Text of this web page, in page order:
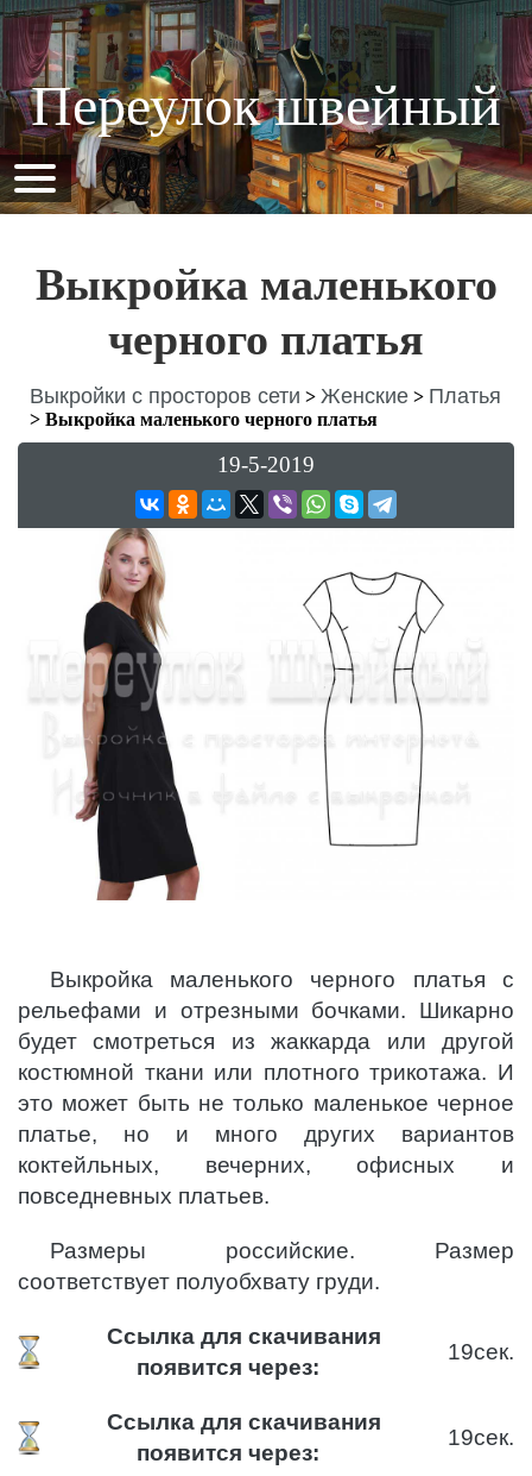
Переулок швейный
Выкройка маленького
черного платья
Выкройки с просторов сети > Женские > Платья
> Выкройка маленького черного платья
19-5-2019
Выкройка маленького черного платья с
рельефами и отрезными бочками. Шикарно
будет смотреться из жаккарда или другой
костюмной ткани или плотного трикотажа. И
это может быть не только маленькое черное
платье, но и много других вариантов
коктейльных, вечерних, офисных и
повседневных платьев.
Размеры российские. Размер
соответствует полуобхвату груди.
Ссылка для скачивания
появится через:
18сек.
Ссылка для скачивания
появится через:
18сек.